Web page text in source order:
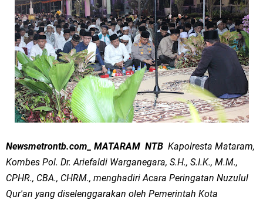
Newsmetrontb.com_ MATARAM NTB Kapolresta Mataram,
Kombes Pol. Dr. Ariefaldi Warganegara, S.H., S.I.K., M.M.,
CPHR., CBA., CHRM., menghadiri Acara Peringatan Nuzulul
Qur'an yang diselenggarakan oleh Pemerintah Kota